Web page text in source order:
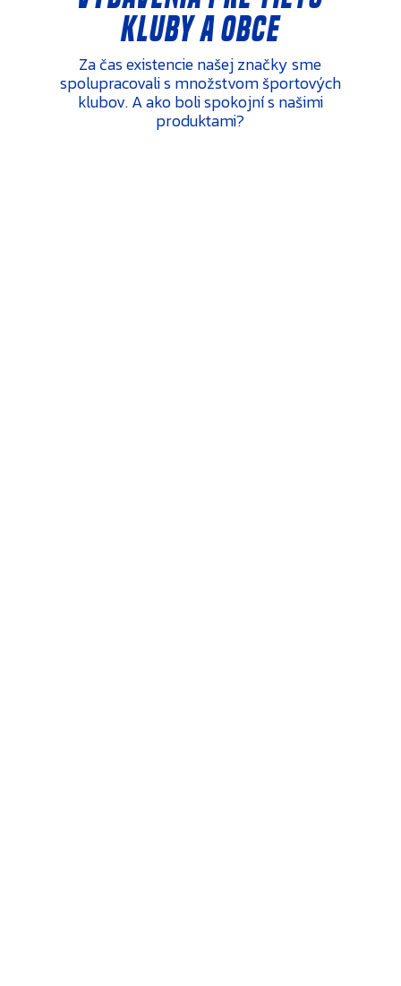
kluby a obce
Za čas existencie našej značky sme
spolupracovali s množstvom športových
klubov. A ako boli spokojní s našimi
produktami?